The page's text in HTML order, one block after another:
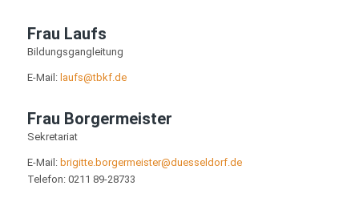
Frau Laufs
Bildungsgangleitung
E-Mail: laufs@tbkf.de
Frau Borgermeister
Sekretariat
E-Mail: brigitte.borgermeister@duesseldorf.de
Telefon: 0211 89-28733